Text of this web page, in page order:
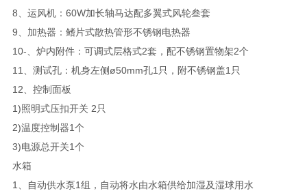
8、运风机：60W加长轴马达配多翼式风轮叁套
9、加热器：鳍片式散热管形不锈钢电热器
10-、炉内附件：可调式层格式2套，配不锈钢置物架2个
11、测试孔：机身左侧ø50mm孔1只，附不锈钢盖1只
12、控制面板
1)照明式压扣开关 2只
2)温度控制器1个
3)电源总开关1个
水箱
1、自动供水泵1组，自动将水由水箱供给加湿及湿球用水